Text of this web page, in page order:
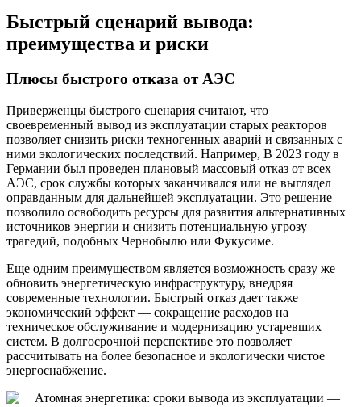
Быстрый сценарий вывода:
преимущества и риски
Плюсы быстрого отказа от АЭС
Приверженцы быстрого сценария считают, что
своевременный вывод из эксплуатации старых реакторов
позволяет снизить риски техногенных аварий и связанных с
ними экологических последствий. Например, В 2023 году в
Германии был проведен плановый массовый отказ от всех
АЭС, срок службы которых заканчивался или не выглядел
оправданным для дальнейшей эксплуатации. Это решение
позволило освободить ресурсы для развития альтернативных
источников энергии и снизить потенциальную угрозу
трагедий, подобных Чернобылю или Фукусиме.
Еще одним преимуществом является возможность сразу же
обновить энергетическую инфраструктуру, внедряя
современные технологии. Быстрый отказ дает также
экономический эффект — сокращение расходов на
техническое обслуживание и модернизацию устаревших
систем. В долгосрочной перспективе это позволяет
рассчитывать на более безопасное и экологически чистое
энергоснабжение.